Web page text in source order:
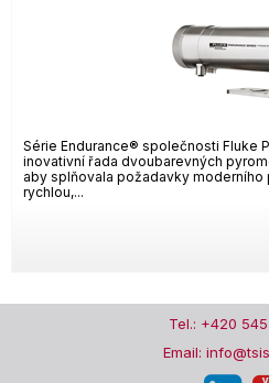
Série Endurance® společnosti Fluke
inovativní řada dvoubarevných
aby splňovala požadavky moderního
rychlou,...
Tel.: +420
Email: